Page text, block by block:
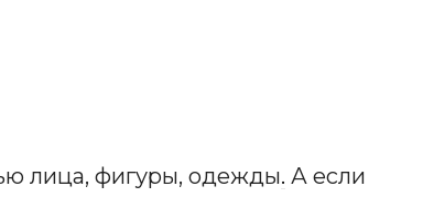
лица, фигуры, одежды. А если